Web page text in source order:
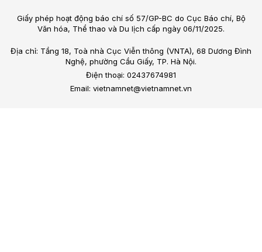
Giấy phép hoạt động báo chí số 57/GP-BC do Cục Báo chí, Bộ
Văn hóa, Thể thao và Du lịch cấp ngày 06/11/2025.
Địa chỉ: Tầng 18, Toà nhà Cục Viễn thông (VNTA), 68 Dương Đình
Nghệ, phường Cầu Giấy, TP. Hà Nội.
Điện thoại: 02437674981
Email: vietnamnet@vietnamnet.vn